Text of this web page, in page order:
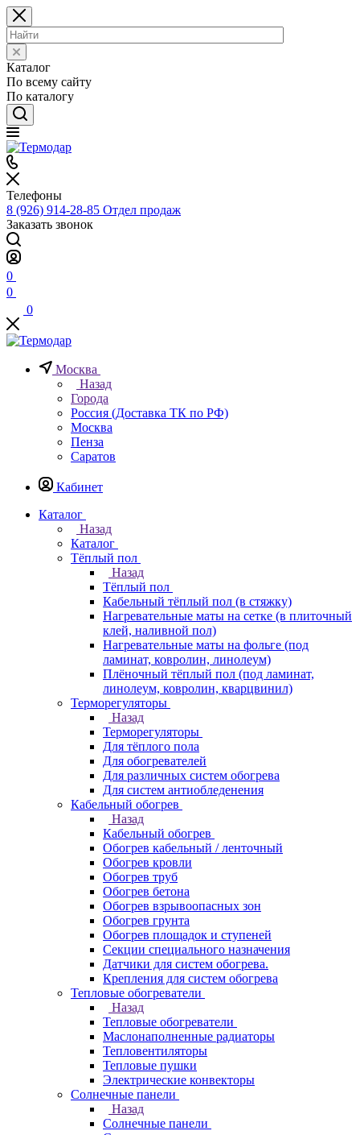
Каталог
По всему сайту
По каталогу
Телефоны
8 (926) 914-28-85 Отдел продаж
Заказать звонок
0
0
0
Москва
Назад
Города
Россия (Доставка ТК по РФ)
Москва
Пенза
Саратов
Кабинет
Каталог
Назад
Каталог
Тёплый пол
Назад
Тёплый пол
Кабельный тёплый пол (в стяжку)
Нагревательные маты на сетке (в плиточный
клей, наливной пол)
Нагревательные маты на фольге (под
ламинат, ковролин, линолеум)
Плёночный тёплый пол (под ламинат,
линолеум, ковролин, кварцвинил)
Терморегуляторы
Назад
Терморегуляторы
Для тёплого пола
Для обогревателей
Для различных систем обогрева
Для систем антиобледенения
Кабельный обогрев
Назад
Кабельный обогрев
Обогрев кабельный / ленточный
Обогрев кровли
Обогрев труб
Обогрев бетона
Обогрев взрывоопасных зон
Обогрев грунта
Обогрев площадок и ступеней
Секции специального назначения
Датчики для систем обогрева.
Крепления для систем обогрева
Тепловые обогреватели
Назад
Тепловые обогреватели
Маслонаполненные радиаторы
Тепловентиляторы
Тепловые пушки
Электрические конвекторы
Солнечные панели
Назад
Солнечные панели